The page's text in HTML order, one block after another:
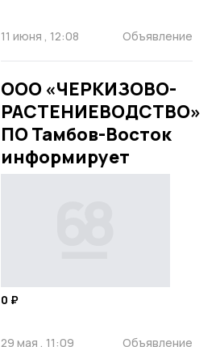
11 июня , 12:08 Объявление
ООО «ЧЕРКИЗОВО-
РАСТЕНИЕВОДСТВО»
ПО Тамбов-Восток
информирует
0 ₽
29 мая , 11:09 Объявление